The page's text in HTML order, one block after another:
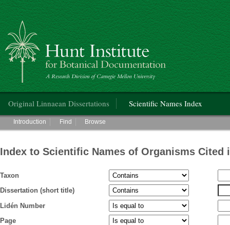
Hunt Institute for Botanical Documentation
Original Linnaean Dissertations Scientific Names Index
Main menu
Introduction Find Browse
Index to Scientific Names of Organisms Cited
Taxon
Dissertation (short title)
Lidén Number
Page